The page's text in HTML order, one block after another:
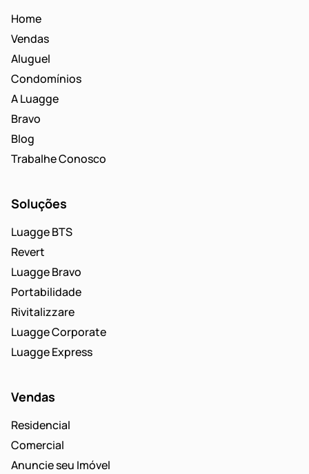
Home
Vendas
Aluguel
Condomínios
A Luagge
Bravo
Blog
Trabalhe Conosco
Soluções
Luagge BTS
Revert
Luagge Bravo
Portabilidade
Rivitalizzare
Luagge Corporate
Luagge Express
Vendas
Residencial
Comercial
Anuncie seu Imóvel